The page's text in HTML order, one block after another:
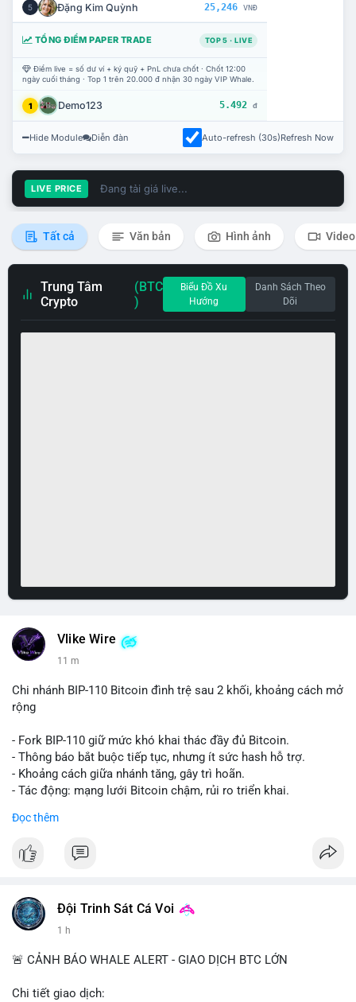
5 Đặng Kim Quỳnh 25,246 VNĐ
TỔNG ĐIỂM PAPER TRADE TOP 5 · LIVE
Điểm live = số dư ví + ký quỹ + PnL chưa chốt · Chốt 12:00
ngày cuối tháng · Top 1 trên 20.000 đ nhận 30 ngày VIP Whale.
1 Demo123 5.492 đ
Hide Module Diễn đàn Auto-refresh (30s)Refresh Now
LIVE PRICE Đang tải giá live...
Tất cả Văn bản Hình ảnh Video
Trung Tâm
Crypto
(BTC
)
Biểu Đồ Xu
Hướng
Danh Sách Theo
Dõi
Vlike Wire
11 m
Chi nhánh BIP-110 Bitcoin đình trệ sau 2 khối, khoảng cách mở
rộng
- Fork BIP-110 giữ mức khó khai thác đầy đủ Bitcoin.
- Thông báo bắt buộc tiếp tục, nhưng ít sức hash hỗ trợ.
- Khoảng cách giữa nhánh tăng, gây trì hoãn.
- Tác động: mạng lưới Bitcoin chậm, rủi ro triển khai.
📰 Nguồn: Cointelegraph
Đọc thêm
Đội Trinh Sát Cá Voi
1 h
🚨 CẢNH BÁO WHALE ALERT - GIAO DỊCH BTC LỚN
Chi tiết giao dịch: